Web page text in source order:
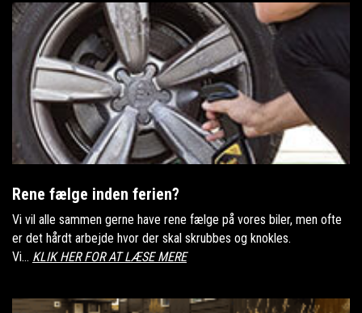
Rene fælge inden ferien?
Vi vil alle sammen gerne have rene fælge på vores biler, men ofte
er det hårdt arbejde hvor der skal skrubbes og knokles.
Vi... KLIK HER FOR AT LÆSE MERE